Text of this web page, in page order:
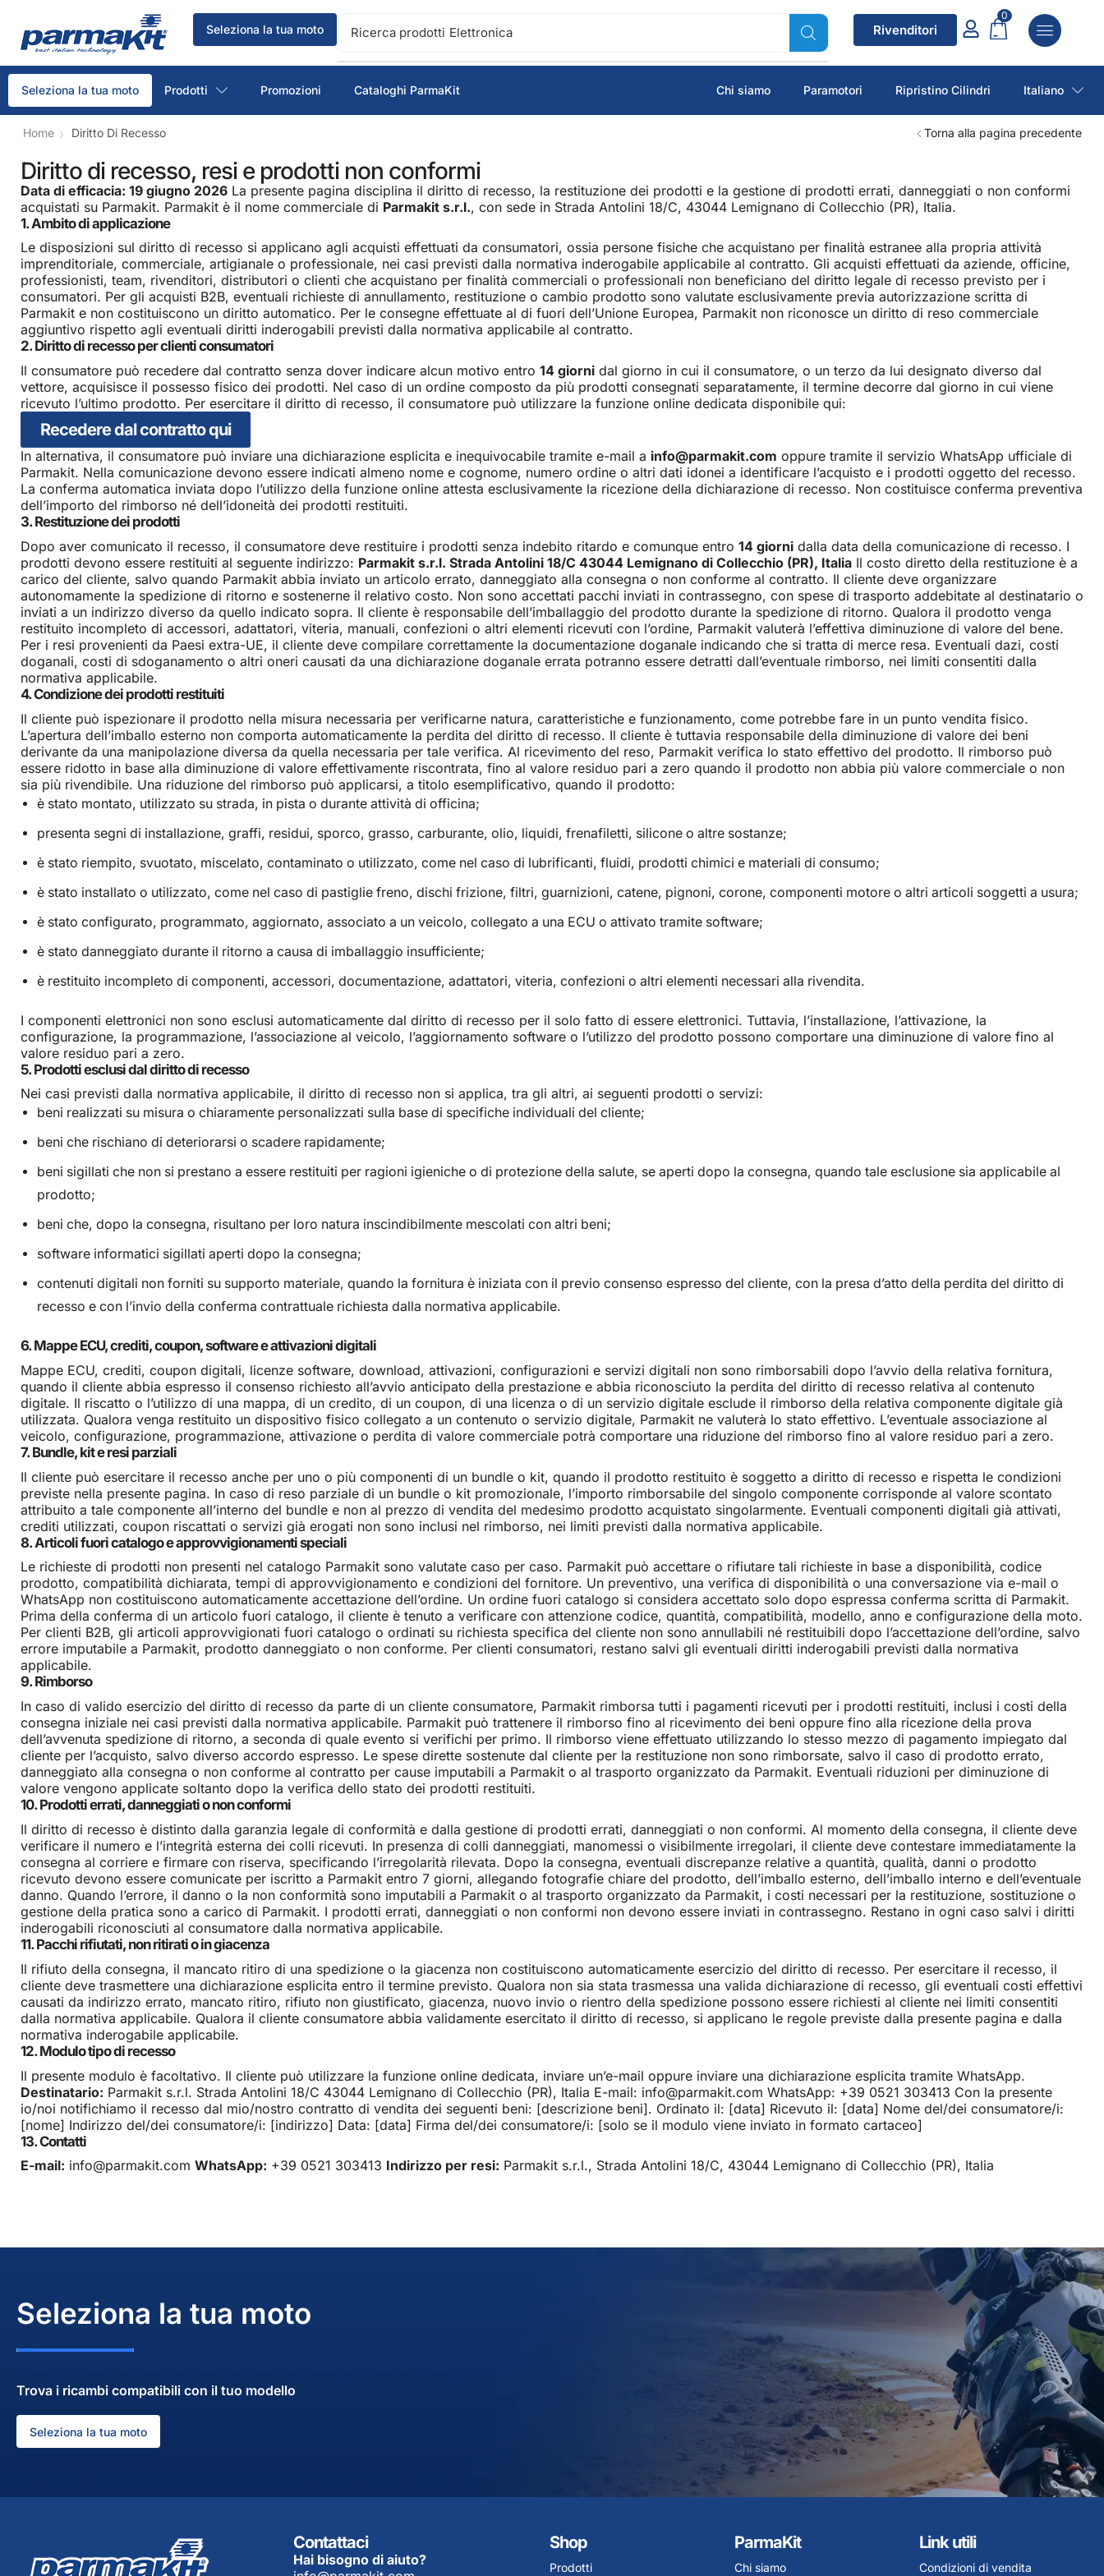
Seleziona la tua moto Ricerca prodotti Accensione Rivenditori
0
Seleziona la tua moto Prodotti Promozioni Cataloghi ParmaKit Chi siamo Paramotori Ripristino Cilindri Italiano
Torna alla pagina precedente
Home Diritto Di Recesso
Diritto di recesso, resi e prodotti non conformi​
Data di efficacia: 19 giugno 2026 La presente pagina disciplina il diritto di recesso, la restituzione dei prodotti e la gestione di prodotti errati, danneggiati o non conformi
acquistati su Parmakit. Parmakit è il nome commerciale di Parmakit s.r.l., con sede in Strada Antolini 18/C, 43044 Lemignano di Collecchio (PR), Italia.
1. Ambito di applicazione
Le disposizioni sul diritto di recesso si applicano agli acquisti effettuati da consumatori, ossia persone fisiche che acquistano per finalità estranee alla propria attività
imprenditoriale, commerciale, artigianale o professionale, nei casi previsti dalla normativa inderogabile applicabile al contratto. Gli acquisti effettuati da aziende, officine,
professionisti, team, rivenditori, distributori o clienti che acquistano per finalità commerciali o professionali non beneficiano del diritto legale di recesso previsto per i
consumatori. Per gli acquisti B2B, eventuali richieste di annullamento, restituzione o cambio prodotto sono valutate esclusivamente previa autorizzazione scritta di
Parmakit e non costituiscono un diritto automatico. Per le consegne effettuate al di fuori dell’Unione Europea, Parmakit non riconosce un diritto di reso commerciale
aggiuntivo rispetto agli eventuali diritti inderogabili previsti dalla normativa applicabile al contratto.
2. Diritto di recesso per clienti consumatori
Il consumatore può recedere dal contratto senza dover indicare alcun motivo entro 14 giorni dal giorno in cui il consumatore, o un terzo da lui designato diverso dal
vettore, acquisisce il possesso fisico dei prodotti. Nel caso di un ordine composto da più prodotti consegnati separatamente, il termine decorre dal giorno in cui viene
ricevuto l’ultimo prodotto. Per esercitare il diritto di recesso, il consumatore può utilizzare la funzione online dedicata disponibile qui:
Recedere dal contratto qui
In alternativa, il consumatore può inviare una dichiarazione esplicita e inequivocabile tramite e-mail a info@parmakit.com oppure tramite il servizio WhatsApp ufficiale di
Parmakit. Nella comunicazione devono essere indicati almeno nome e cognome, numero ordine o altri dati idonei a identificare l’acquisto e i prodotti oggetto del recesso.
La conferma automatica inviata dopo l’utilizzo della funzione online attesta esclusivamente la ricezione della dichiarazione di recesso. Non costituisce conferma preventiva
dell’importo del rimborso né dell’idoneità dei prodotti restituiti.
3. Restituzione dei prodotti
Dopo aver comunicato il recesso, il consumatore deve restituire i prodotti senza indebito ritardo e comunque entro 14 giorni dalla data della comunicazione di recesso. I
prodotti devono essere restituiti al seguente indirizzo: Parmakit s.r.l. Strada Antolini 18/C 43044 Lemignano di Collecchio (PR), Italia Il costo diretto della restituzione è a
carico del cliente, salvo quando Parmakit abbia inviato un articolo errato, danneggiato alla consegna o non conforme al contratto. Il cliente deve organizzare
autonomamente la spedizione di ritorno e sostenerne il relativo costo. Non sono accettati pacchi inviati in contrassegno, con spese di trasporto addebitate al destinatario o
inviati a un indirizzo diverso da quello indicato sopra. Il cliente è responsabile dell’imballaggio del prodotto durante la spedizione di ritorno. Qualora il prodotto venga
restituito incompleto di accessori, adattatori, viteria, manuali, confezioni o altri elementi ricevuti con l’ordine, Parmakit valuterà l’effettiva diminuzione di valore del bene.
Per i resi provenienti da Paesi extra-UE, il cliente deve compilare correttamente la documentazione doganale indicando che si tratta di merce resa. Eventuali dazi, costi
doganali, costi di sdoganamento o altri oneri causati da una dichiarazione doganale errata potranno essere detratti dall’eventuale rimborso, nei limiti consentiti dalla
normativa applicabile.
4. Condizione dei prodotti restituiti
Il cliente può ispezionare il prodotto nella misura necessaria per verificarne natura, caratteristiche e funzionamento, come potrebbe fare in un punto vendita fisico.
L’apertura dell’imballo esterno non comporta automaticamente la perdita del diritto di recesso. Il cliente è tuttavia responsabile della diminuzione di valore dei beni
derivante da una manipolazione diversa da quella necessaria per tale verifica. Al ricevimento del reso, Parmakit verifica lo stato effettivo del prodotto. Il rimborso può
essere ridotto in base alla diminuzione di valore effettivamente riscontrata, fino al valore residuo pari a zero quando il prodotto non abbia più valore commerciale o non
sia più rivendibile. Una riduzione del rimborso può applicarsi, a titolo esemplificativo, quando il prodotto:
è stato montato, utilizzato su strada, in pista o durante attività di officina;
presenta segni di installazione, graffi, residui, sporco, grasso, carburante, olio, liquidi, frenafiletti, silicone o altre sostanze;
è stato riempito, svuotato, miscelato, contaminato o utilizzato, come nel caso di lubrificanti, fluidi, prodotti chimici e materiali di consumo;
è stato installato o utilizzato, come nel caso di pastiglie freno, dischi frizione, filtri, guarnizioni, catene, pignoni, corone, componenti motore o altri articoli soggetti a usura;
è stato configurato, programmato, aggiornato, associato a un veicolo, collegato a una ECU o attivato tramite software;
è stato danneggiato durante il ritorno a causa di imballaggio insufficiente;
è restituito incompleto di componenti, accessori, documentazione, adattatori, viteria, confezioni o altri elementi necessari alla rivendita.
I componenti elettronici non sono esclusi automaticamente dal diritto di recesso per il solo fatto di essere elettronici. Tuttavia, l’installazione, l’attivazione, la
configurazione, la programmazione, l’associazione al veicolo, l’aggiornamento software o l’utilizzo del prodotto possono comportare una diminuzione di valore fino al
valore residuo pari a zero.
5. Prodotti esclusi dal diritto di recesso
Nei casi previsti dalla normativa applicabile, il diritto di recesso non si applica, tra gli altri, ai seguenti prodotti o servizi:
beni realizzati su misura o chiaramente personalizzati sulla base di specifiche individuali del cliente;
beni che rischiano di deteriorarsi o scadere rapidamente;
beni sigillati che non si prestano a essere restituiti per ragioni igieniche o di protezione della salute, se aperti dopo la consegna, quando tale esclusione sia applicabile al
prodotto;
beni che, dopo la consegna, risultano per loro natura inscindibilmente mescolati con altri beni;
software informatici sigillati aperti dopo la consegna;
contenuti digitali non forniti su supporto materiale, quando la fornitura è iniziata con il previo consenso espresso del cliente, con la presa d’atto della perdita del diritto di
recesso e con l’invio della conferma contrattuale richiesta dalla normativa applicabile.
6. Mappe ECU, crediti, coupon, software e attivazioni digitali
Mappe ECU, crediti, coupon digitali, licenze software, download, attivazioni, configurazioni e servizi digitali non sono rimborsabili dopo l’avvio della relativa fornitura,
quando il cliente abbia espresso il consenso richiesto all’avvio anticipato della prestazione e abbia riconosciuto la perdita del diritto di recesso relativa al contenuto
digitale. Il riscatto o l’utilizzo di una mappa, di un credito, di un coupon, di una licenza o di un servizio digitale esclude il rimborso della relativa componente digitale già
utilizzata. Qualora venga restituito un dispositivo fisico collegato a un contenuto o servizio digitale, Parmakit ne valuterà lo stato effettivo. L’eventuale associazione al
veicolo, configurazione, programmazione, attivazione o perdita di valore commerciale potrà comportare una riduzione del rimborso fino al valore residuo pari a zero.
7. Bundle, kit e resi parziali
Il cliente può esercitare il recesso anche per uno o più componenti di un bundle o kit, quando il prodotto restituito è soggetto a diritto di recesso e rispetta le condizioni
previste nella presente pagina. In caso di reso parziale di un bundle o kit promozionale, l’importo rimborsabile del singolo componente corrisponde al valore scontato
attribuito a tale componente all’interno del bundle e non al prezzo di vendita del medesimo prodotto acquistato singolarmente. Eventuali componenti digitali già attivati,
crediti utilizzati, coupon riscattati o servizi già erogati non sono inclusi nel rimborso, nei limiti previsti dalla normativa applicabile.
8. Articoli fuori catalogo e approvvigionamenti speciali
Le richieste di prodotti non presenti nel catalogo Parmakit sono valutate caso per caso. Parmakit può accettare o rifiutare tali richieste in base a disponibilità, codice
prodotto, compatibilità dichiarata, tempi di approvvigionamento e condizioni del fornitore. Un preventivo, una verifica di disponibilità o una conversazione via e-mail o
WhatsApp non costituiscono automaticamente accettazione dell’ordine. Un ordine fuori catalogo si considera accettato solo dopo espressa conferma scritta di Parmakit.
Prima della conferma di un articolo fuori catalogo, il cliente è tenuto a verificare con attenzione codice, quantità, compatibilità, modello, anno e configurazione della moto.
Per clienti B2B, gli articoli approvvigionati fuori catalogo o ordinati su richiesta specifica del cliente non sono annullabili né restituibili dopo l’accettazione dell’ordine, salvo
errore imputabile a Parmakit, prodotto danneggiato o non conforme. Per clienti consumatori, restano salvi gli eventuali diritti inderogabili previsti dalla normativa
applicabile.
9. Rimborso
In caso di valido esercizio del diritto di recesso da parte di un cliente consumatore, Parmakit rimborsa tutti i pagamenti ricevuti per i prodotti restituiti, inclusi i costi della
consegna iniziale nei casi previsti dalla normativa applicabile. Parmakit può trattenere il rimborso fino al ricevimento dei beni oppure fino alla ricezione della prova
dell’avvenuta spedizione di ritorno, a seconda di quale evento si verifichi per primo. Il rimborso viene effettuato utilizzando lo stesso mezzo di pagamento impiegato dal
cliente per l’acquisto, salvo diverso accordo espresso. Le spese dirette sostenute dal cliente per la restituzione non sono rimborsate, salvo il caso di prodotto errato,
danneggiato alla consegna o non conforme al contratto per cause imputabili a Parmakit o al trasporto organizzato da Parmakit. Eventuali riduzioni per diminuzione di
valore vengono applicate soltanto dopo la verifica dello stato dei prodotti restituiti.
10. Prodotti errati, danneggiati o non conformi
Il diritto di recesso è distinto dalla garanzia legale di conformità e dalla gestione di prodotti errati, danneggiati o non conformi. Al momento della consegna, il cliente deve
verificare il numero e l’integrità esterna dei colli ricevuti. In presenza di colli danneggiati, manomessi o visibilmente irregolari, il cliente deve contestare immediatamente la
consegna al corriere e firmare con riserva, specificando l’irregolarità rilevata. Dopo la consegna, eventuali discrepanze relative a quantità, qualità, danni o prodotto
ricevuto devono essere comunicate per iscritto a Parmakit entro 7 giorni, allegando fotografie chiare del prodotto, dell’imballo esterno, dell’imballo interno e dell’eventuale
danno. Quando l’errore, il danno o la non conformità sono imputabili a Parmakit o al trasporto organizzato da Parmakit, i costi necessari per la restituzione, sostituzione o
gestione della pratica sono a carico di Parmakit. I prodotti errati, danneggiati o non conformi non devono essere inviati in contrassegno. Restano in ogni caso salvi i diritti
inderogabili riconosciuti al consumatore dalla normativa applicabile.
11. Pacchi rifiutati, non ritirati o in giacenza
Il rifiuto della consegna, il mancato ritiro di una spedizione o la giacenza non costituiscono automaticamente esercizio del diritto di recesso. Per esercitare il recesso, il
cliente deve trasmettere una dichiarazione esplicita entro il termine previsto. Qualora non sia stata trasmessa una valida dichiarazione di recesso, gli eventuali costi effettivi
causati da indirizzo errato, mancato ritiro, rifiuto non giustificato, giacenza, nuovo invio o rientro della spedizione possono essere richiesti al cliente nei limiti consentiti
dalla normativa applicabile. Qualora il cliente consumatore abbia validamente esercitato il diritto di recesso, si applicano le regole previste dalla presente pagina e dalla
normativa inderogabile applicabile.
12. Modulo tipo di recesso
Il presente modulo è facoltativo. Il cliente può utilizzare la funzione online dedicata, inviare un’e-mail oppure inviare una dichiarazione esplicita tramite WhatsApp.
Destinatario: Parmakit s.r.l. Strada Antolini 18/C 43044 Lemignano di Collecchio (PR), Italia E-mail: info@parmakit.com WhatsApp: +39 0521 303413 Con la presente
io/noi notifichiamo il recesso dal mio/nostro contratto di vendita dei seguenti beni: [descrizione beni]. Ordinato il: [data] Ricevuto il: [data] Nome del/dei consumatore/i:
[nome] Indirizzo del/dei consumatore/i: [indirizzo] Data: [data] Firma del/dei consumatore/i: [solo se il modulo viene inviato in formato cartaceo]
13. Contatti
E-mail: info@parmakit.com WhatsApp: +39 0521 303413 Indirizzo per resi: Parmakit s.r.l., Strada Antolini 18/C, 43044 Lemignano di Collecchio (PR), Italia
Seleziona la tua moto
Trova i ricambi compatibili con il tuo modello
Seleziona la tua moto
Contattaci
Hai bisogno di aiuto?
Shop
Prodotti
ParmaKit
Chi siamo
Link utili
Condizioni di vendita